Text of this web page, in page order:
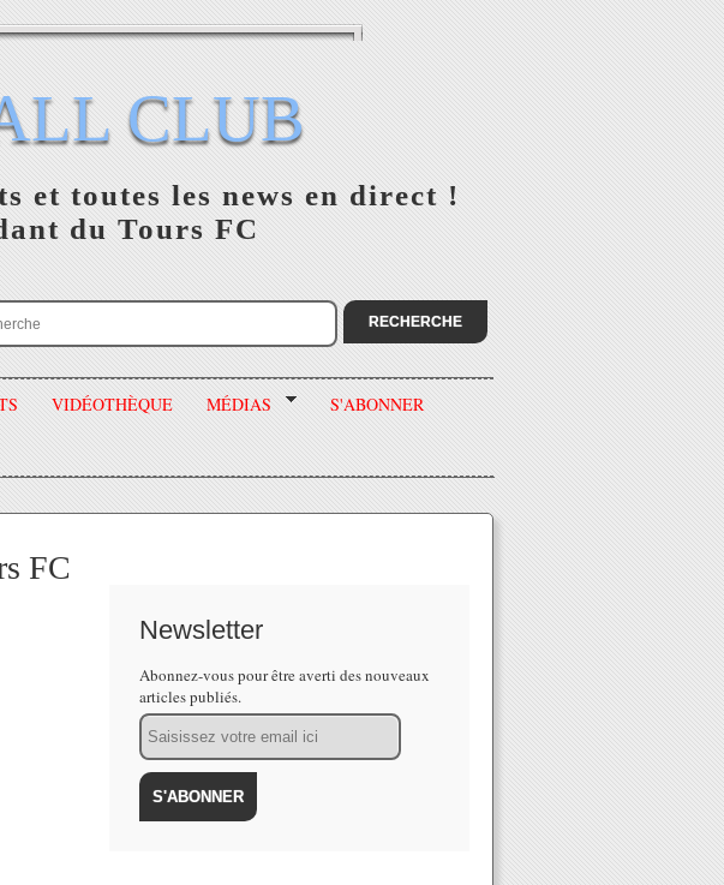
CLUB
et toutes les news en direct !
du Tours FC
VIDÉOTHÈQUE MÉDIAS S'ABONNER
FC
Newsletter
Abonnez-vous pour être averti des nouveaux
articles publiés.
Email